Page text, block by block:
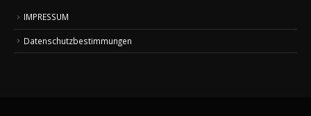
IMPRESSUM
Datenschutzbestimmungen